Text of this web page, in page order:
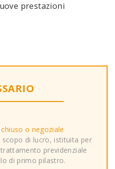
prestazioni
o negoziale
scopo di lucro, istituita per
previdenziale
di primo pilastro.